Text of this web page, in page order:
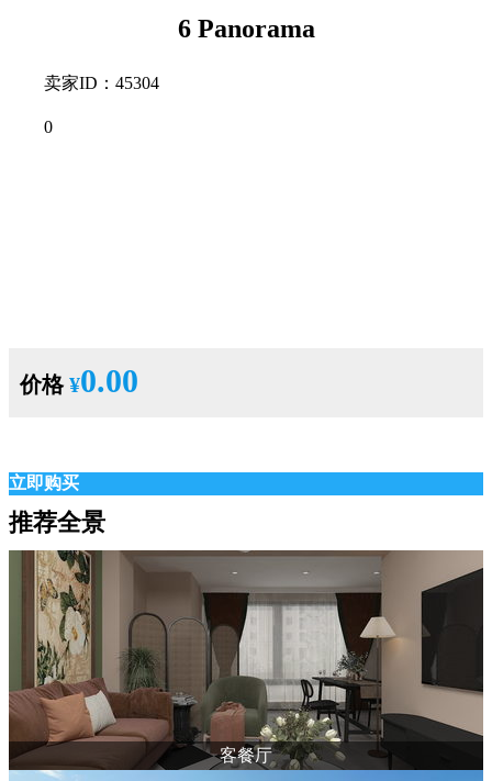
6 Panorama
卖家ID：45304
0
价格¥0.00
立即购买
推荐全景
客餐厅